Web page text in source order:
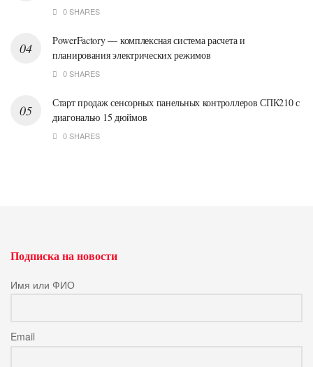
0 SHARES
PowerFactory — комплексная система расчета и
планирования электрических режимов
0 SHARES
Старт продаж сенсорных панельных контроллеров СПК210 с
диагональю 15 дюймов
0 SHARES
Подписка на новости
Имя или ФИО
Email